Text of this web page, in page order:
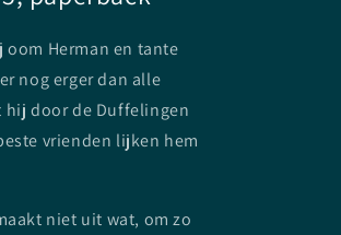
Herman en tante
nog erger dan alle
door de Duffelingen
vrienden lijken hem
niet uit wat, om zo